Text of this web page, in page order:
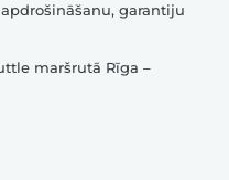
garantiju
maršrutā Rīga –